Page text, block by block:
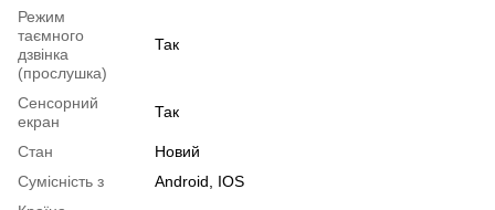
Режим
таємного
дзвінка
(прослушка)
Так
Сенсорний
екран
Так
Стан
Новий
Сумісність з
Android, IOS